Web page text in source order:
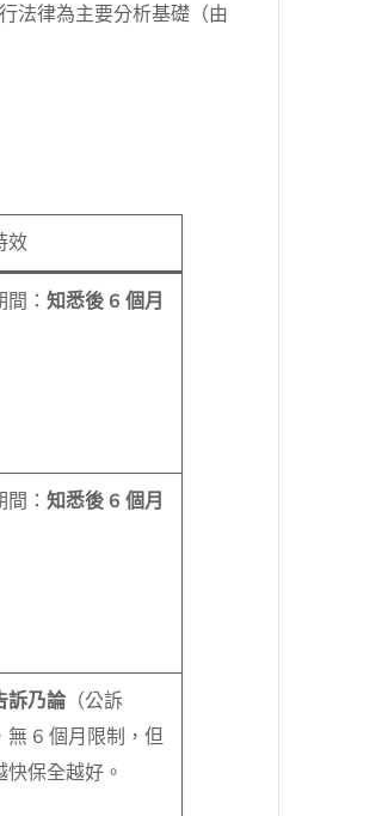
法律為主要分析基礎（由
效
： 知悉後 6 個月
： 知悉後 6 個月
訴乃論 （公訴
無 6 個月限制，但
快保全越好。